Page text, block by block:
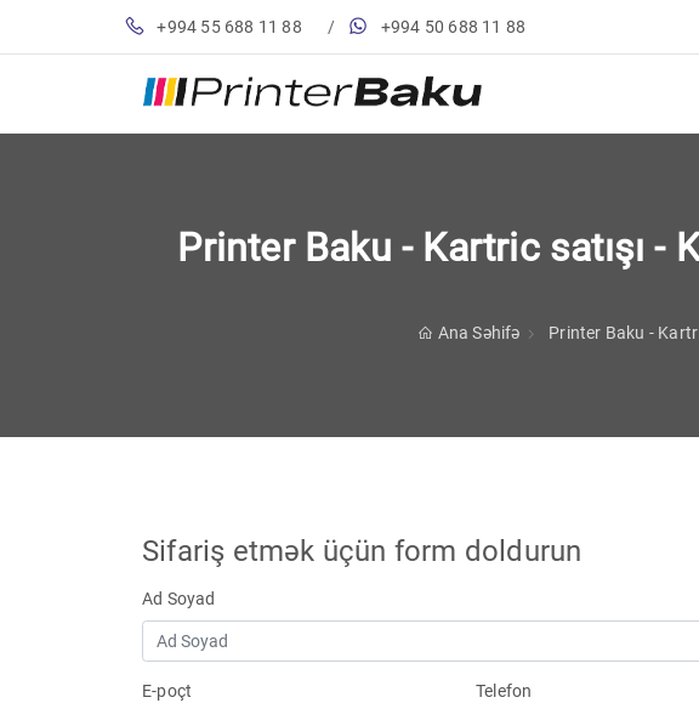
+994 55 688 11 88 / +994 50 688 11 88
Printer Baku - Kartric satışı -
Ana Səhifə Printer Baku -
Sifariş etmək üçün form doldurun
Ad Soyad
E-poçt Telefon